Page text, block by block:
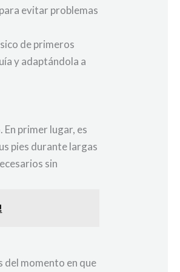
evitar problemas
de primeros
y adaptándola a
primer lugar, es
pies durante largas
sin
del momento en que